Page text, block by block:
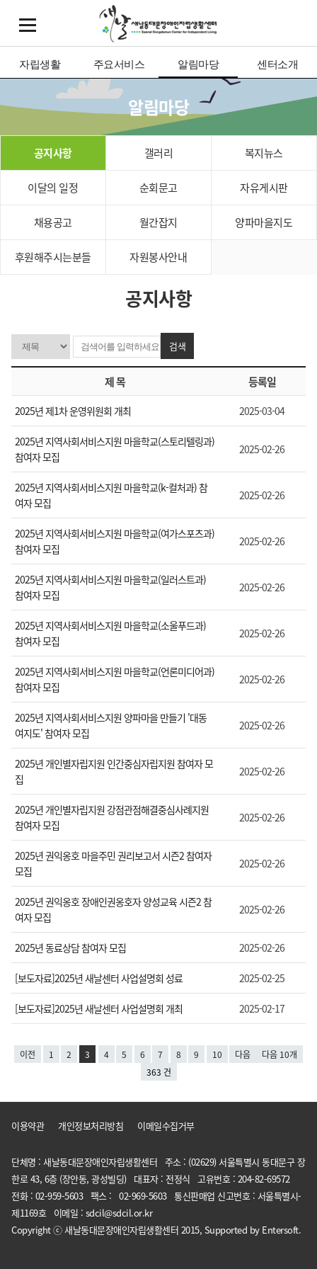
자립생활 주요서비스 알림마당 센터소개
알림마당
공지사항 갤러리 복지뉴스
이달의 일정 순회문고 자유게시판
채용공고 월간잡지 양파마을지도
후원해주시는분들 자원봉사안내
공지사항
검색
제 목 등록일
2025년 제1차 운영위원회 개최 2025-03-04
2025년 지역사회서비스지원 마을학교(스토리텔링과)
참여자 모집
2025-02-26
2025년 지역사회서비스지원 마을학교(k-컬처과) 참
여자 모집
2025-02-26
2025년 지역사회서비스지원 마을학교(여가스포츠과)
참여자 모집
2025-02-26
2025년 지역사회서비스지원 마을학교(일러스트과)
참여자 모집
2025-02-26
2025년 지역사회서비스지원 마을학교(소울푸드과)
참여자 모집
2025-02-26
2025년 지역사회서비스지원 마을학교(언론미디어과)
참여자 모집
2025-02-26
2025년 지역사회서비스지원 양파마을 만들기 '대동
여지도' 참여자 모집
2025-02-26
2025년 개인별자립지원 인간중심자립지원 참여자 모
집
2025-02-26
2025년 개인별자립지원 강점관점해결중심사례지원
참여자 모집
2025-02-26
2025년 권익옹호 마을주민 권리보고서 시즌2 참여자
모집
2025-02-26
2025년 권익옹호 장애인권옹호자 양성교육 시즌2 참
여자 모집
2025-02-26
2025년 동료상담 참여자 모집 2025-02-26
[보도자료]2025년 새날센터 사업설명회 성료 2025-02-25
[보도자료]2025년 새날센터 사업설명회 개최 2025-02-17
이전 1 2 3 4 5 6 7 8 9 10 다음
다음 10개
363 건
이용약관 개인정보처리방침 이메일수집거부
단체명 : 새날동대문장애인자립생활센터 주소 : (02629) 서울특별시 동대문구 장
한로 43, 6층 (장안동, 광성빌딩) 대표자 : 전정식 고유번호 : 204-82-69572
전화 : 02-959-5603 팩스 : 02-969-5603 통신판매업 신고번호 : 서울특별시-
제1169호 이메일 : sdcil@sdcil.or.kr
Copyright ⓒ 새날동대문장애인자립생활센터 2015, Supported by Entersoft.